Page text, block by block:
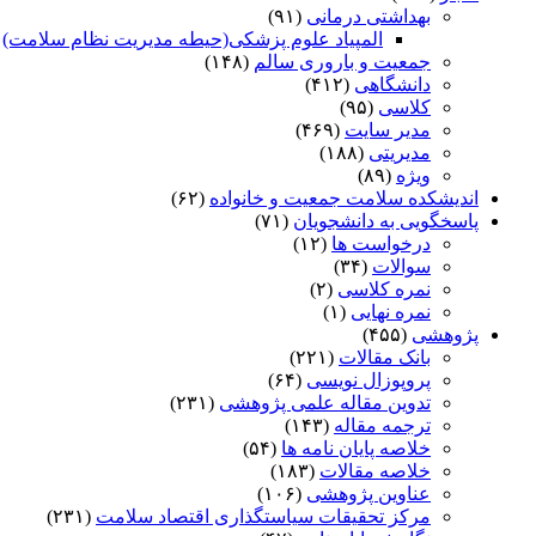
بهداشتی درمانی (۹۱)
المپیاد علوم پزشکی(حیطه مدیریت نظام سلامت)
جمعیت و باروری سالم (۱۴۸)
دانشگاهی (۴۱۲)
کلاسی (۹۵)
مدیر سایت (۴۶۹)
مدیریتی (۱۸۸)
ویژه (۸۹)
اندیشکده سلامت جمعیت و خانواده (۶۲)
پاسخگویی به دانشجویان (۷۱)
درخواست ها (۱۲)
سوالات (۳۴)
نمره کلاسی (۲)
نمره نهایی (۱)
پژوهشی (۴۵۵)
بانک مقالات (۲۲۱)
پروپوزال نویسی (۶۴)
تدوین مقاله علمی پژوهشی (۲۳۱)
ترجمه مقاله (۱۴۳)
خلاصه پایان نامه ها (۵۴)
خلاصه مقالات (۱۸۳)
عناوین پژوهشی (۱۰۶)
مرکز تحقیقات سیاستگذاری اقتصاد سلامت (۲۳۱)